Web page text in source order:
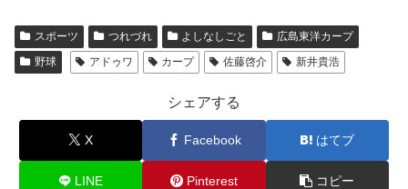
c
e
b
k
tt
er
ail e
スポーツ つれづれ よしなしごと
広島東洋カープ
野球
アドゥワ カープ 佐藤啓介 新井貴浩
シェアする
X Facebook はてブ
LINE Pinterest コピー